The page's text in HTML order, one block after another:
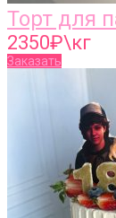
Торт для
2350₽\кг
Заказать